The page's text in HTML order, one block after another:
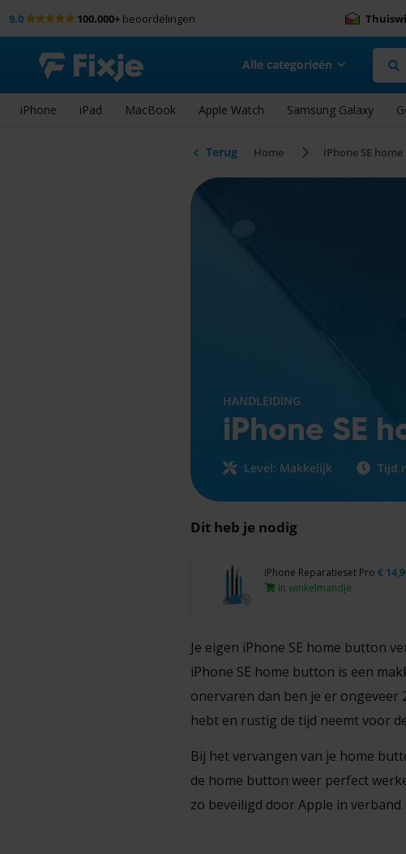
9.0 100.000+beoordelingen
Alle categorieën
Zoeken
iPhone iPad MacBook Apple Watch Samsung Galaxy
Terug Home iPhone SE
HANDLEIDING
iPhone SE
Level: Makkelijk Tijd
Dit heb je nodig
iPhone Reparatieset Pro €
In winkelmandje
Je eigen iPhone SE home button
iPhone SE home button is een
onervaren dan ben je er
hebt en rustig de tijd neemt voor
Bij het vervangen van je home
de home button weer perfect
zo beveiligd door Apple in